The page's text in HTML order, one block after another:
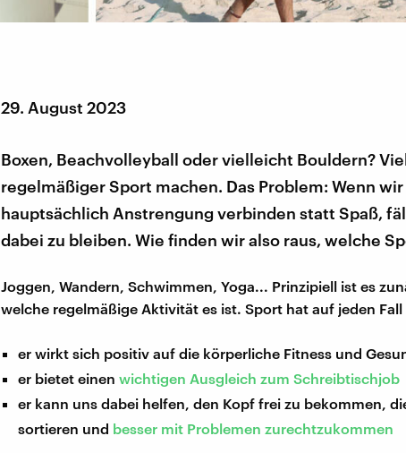
29. August 2023
Boxen, Beachvolleyball oder vielleicht Bouldern?
regelmäßiger Sport machen. Das Problem: Wenn
hauptsächlich Anstrengung verbinden statt Spaß,
dabei zu bleiben. Wie finden wir also raus, welche
Joggen, Wandern, Schwimmen, Yoga... Prinzipiell ist es
welche regelmäßige Aktivität es ist. Sport hat auf jeden
er wirkt sich positiv auf die körperliche Fitness und
er bietet einenwichtigen Ausgleich zum Schreibtischjob
er kann uns dabei helfen, den Kopf frei zu bekommen,
sortieren und besser mit Problemen zurechtzukommen